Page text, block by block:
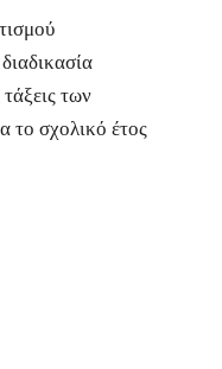
των
σχολικό έτος